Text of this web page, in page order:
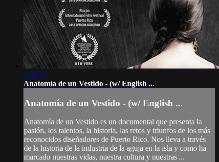
1:09:21
Anatomía de un Vestido - (w/ English ...
Anatomía de un Vestido - (w/ English ...
Anatomía de un Vestido es un documental que presenta la
pasión, los talentos, la historia, las retos y triunfos de los más
reconocidos diseñadores de Puerto Rico. Nos lleva a través
de la historia de la industria de la aguja en la isla y como ha
marcado nuestras vidas, nuestra cultura y nuestras ...